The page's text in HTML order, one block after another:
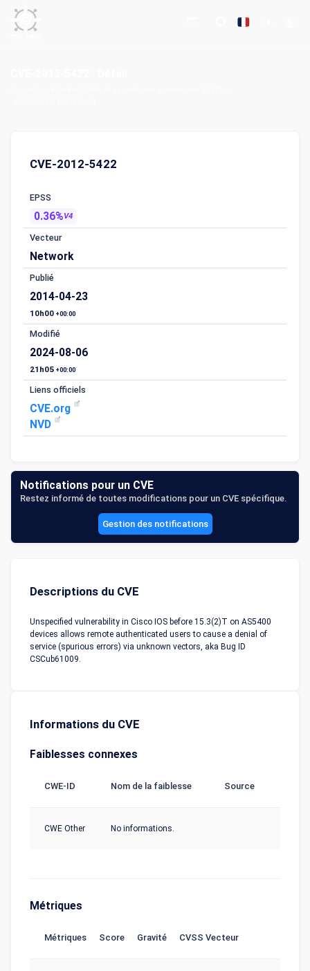
CVE-2012-5422
EPSS
0.36%V4
Vecteur
Network
Publié
2014-04-23
10h00 +00:00
Modifié
2024-08-06
21h05 +00:00
Liens officiels
CVE.org
NVD
Notifications pour un CVE
Restez informé de toutes modifications pour un CVE spécifique.
Gestion des notifications
Descriptions du CVE
Unspecified vulnerability in Cisco IOS before 15.3(2)T on AS5400
devices allows remote authenticated users to cause a denial of
service (spurious errors) via unknown vectors, aka Bug ID
CSCub61009.
Informations du CVE
Faiblesses connexes
CWE-ID Nom de la faiblesse Source
CWE Other No informations.
Métriques
Métriques Score Gravité CVSS Vecteur